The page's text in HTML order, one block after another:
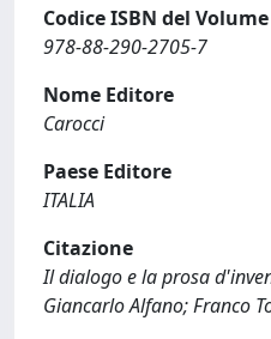
Codice ISBN del Volume
978-88-290-2705-7
Nome Editore
Carocci
Paese Editore
ITALIA
Citazione
Il dialogo e la prosa
Giancarlo Alfano; Franco